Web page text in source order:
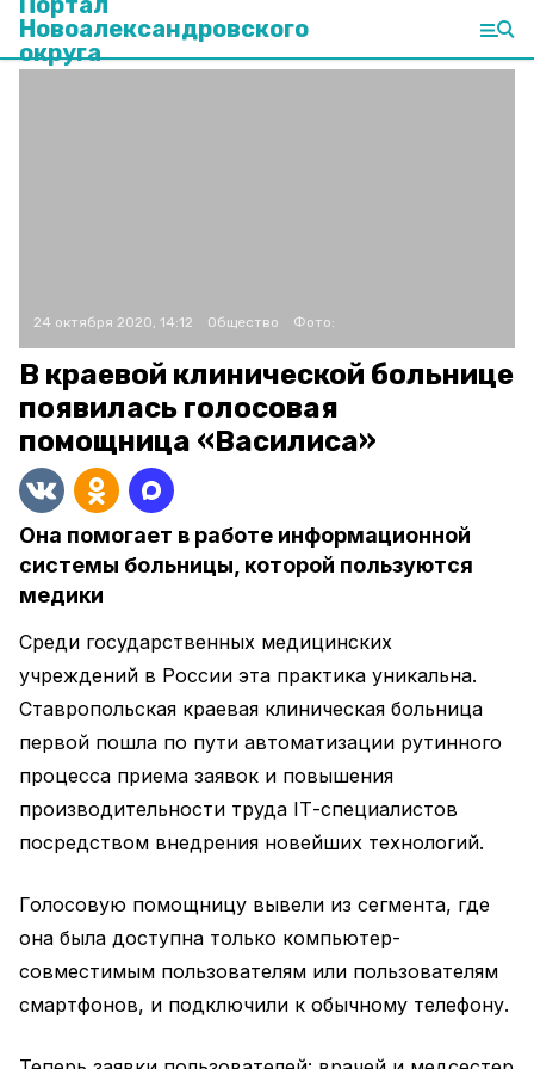
Новоалександровского
округа
24 октября 2020, 14:12 Общество Фото:
В краевой клинической больнице
появилась голосовая
помощница «Василиса»
Она помогает в работе информационной
системы больницы, которой пользуются
медики
Среди государственных медицинских
учреждений в России эта практика уникальна.
Ставропольская краевая клиническая больница
первой пошла по пути автоматизации рутинного
процесса приема заявок и повышения
производительности труда IТ-специалистов
посредством внедрения новейших технологий.
Голосовую помощницу вывели из сегмента, где
она была доступна только компьютер-
совместимым пользователям или пользователям
смартфонов, и подключили к обычному телефону.